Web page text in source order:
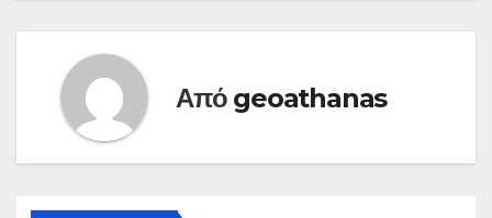
Από geoathanas